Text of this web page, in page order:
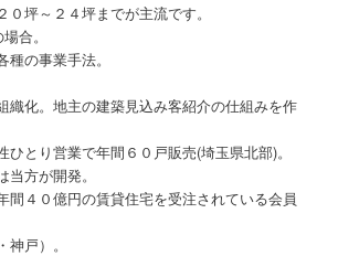
０坪～２４坪までが主流です。
合。
の事業手法。
織化。地主の建築見込み客紹介の仕組みを作
ひとり営業で年間６０戸販売(埼玉県北部)。
方が開発。
間４０億円の賃貸住宅を受注されている会員
戸）。